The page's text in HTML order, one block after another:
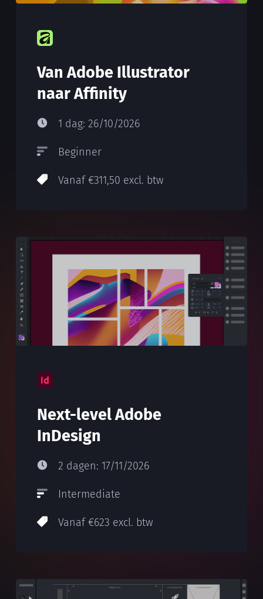
Van Adobe Illustrator
naar Affinity
1 dag: 26/10/2026
Beginner
Vanaf €311,50 excl. btw
Next-level Adobe
InDesign
2 dagen: 17/11/2026
Intermediate
Vanaf €623 excl. btw